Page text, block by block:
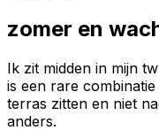
zomer en
Ik zit midden in mijn
is een rare
terras zitten en niet
anders.